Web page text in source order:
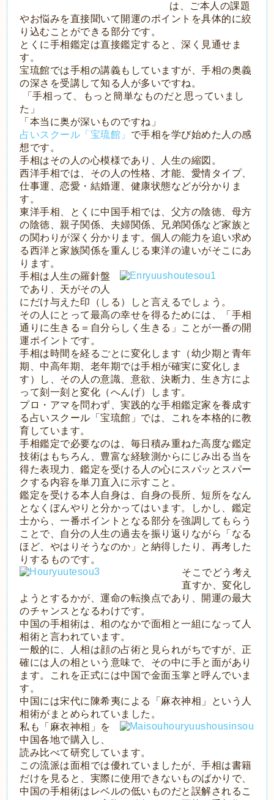
は、ご本人の課題
やお悩みを直接聞いて開運のポイントを具体的に絞
り込むことができる部分です。
とくに手相鑑定は直接鑑定すると、深く見通せま
す。
宝琉館では手相の講義もしていますが、手相の奥義
の深さを受講して知る人が多いですね。
「手相って、もっと簡単なものだと思っていまし
た」
「本当に奥が深いものですね」
占いスクール「宝琉館」 で手相を学び始めた人の感
想です。
手相はその人の心模様であり、人生の縮図。
西洋手相では、その人の性格、才能、愛情タイプ、
仕事運、恋愛・結婚運、健康状態などが分かりま
す。
東洋手相、とくに中国手相では、父方の陰徳、母方
の陰徳、親子関係、夫婦関係、兄弟関係など家族と
の関わりが深く分かります。個人の能力を追い求め
る西洋と家族関係を重んじる東洋の違いがそこにあ
ります。
手相は人生の羅針盤
であり、天がその人
にだけ与えた印（しる）しと言えるでしょう。
その人にとって最高の幸せを得るためには、「手相
通りに生きる＝自分らしく生きる」ことが一番の開
運ポイントです。
手相は時間を経るごとに変化します（幼少期と青年
期、中高年期、老年期では手相が確実に変化しま
す）し、その人の意識、意欲、決断力、生き方によ
って刻一刻と変化（へんげ）します。
プロ・アマを問わず、実践的な手相鑑定家を養成す
る占いスクール「宝琉館」では、これを本格的に教
育しています。
手相鑑定で必要なのは、毎日積み重ねた高度な鑑定
技術はもちろん、豊富な経験測からにじみ出る当を
得た表現力、鑑定を受ける人の心にスパッとスパー
クする内容を単刀直入に示すこと。
鑑定を受ける本人自身は、自身の長所、短所をなん
となくぼんやりと分かってはいます。しかし、鑑定
士から、一番ポイントとなる部分を強調してもらう
ことで、自分の人生の過去を振り返りながら「なる
ほど、やはりそうなのか」と納得したり、再考した
りするものです。
そこでどう考え
直すか、変化し
ようとするかが、運命の転換点であり、開運の最大
のチャンスとなるわけです。
中国の手相術は、相のなかで面相と一組になって人
相術と言われています。
一般的に、人相は顔の占術と見られがちですが、正
確には人の相という意味で、その中に手と面があり
ます。これを正式には中国で金面玉掌と呼んでいま
す。
中国には宋代に陳希夷による「麻衣神相」という人
相術がまとめられていました。
私も「麻衣神相」を
中国各地で購入し、
読み比べて研究しています。
この流派は面相では優れていましたが、手相は書籍
だけを見ると、実際に使用できないものばかりで、
中国の手相術はレベルの低いものだと誤解されるこ